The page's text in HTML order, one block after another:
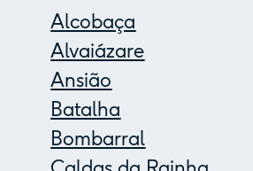
Alcobaça
Alvaiázare
Ansião
Batalha
Bombarral